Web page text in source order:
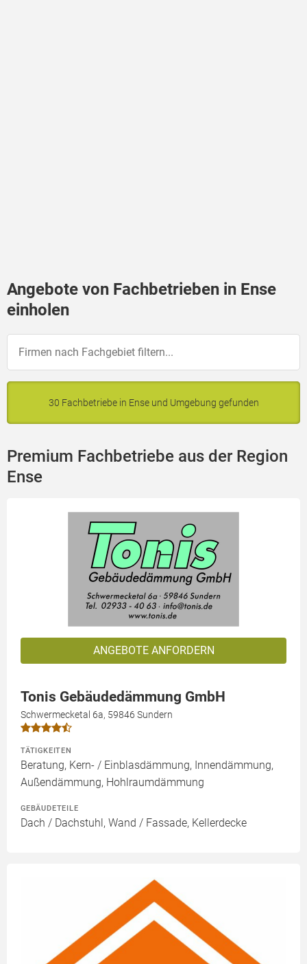
Angebote von Fachbetrieben in Ense
einholen
30 Fachbetriebe in Ense und Umgebung gefunden
Premium Fachbetriebe aus der Region
Ense
ANGEBOTE ANFORDERN
Tonis Gebäudedämmung GmbH
Schwermecketal 6a, 59846 Sundern
TÄTIGKEITEN
Beratung, Kern- / Einblasdämmung, Innendämmung,
Außendämmung, Hohlraumdämmung
GEBÄUDETEILE
Dach / Dachstuhl, Wand / Fassade, Kellerdecke